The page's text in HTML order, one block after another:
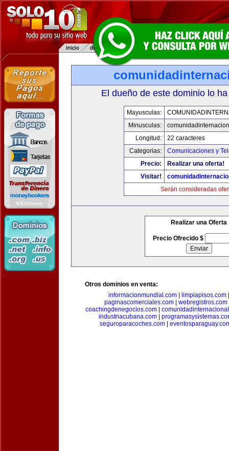
El dueño de este dominio lo
Mayusculas:
Minusculas:
Longitud:
22 caracteres
Categorias:
Comunicaciones y
Precio:
Realizar una oferta!
Visitar!
Serán consideradas
Realizar una Oferta
Precio Ofrecido $
Otros dominios en venta:
informacionmundial.com| limpiapisos.com
paginascomerciales.com| webregistros.com
coachingdenegocios.com
industriacubana.com
seguroparacoches.com|